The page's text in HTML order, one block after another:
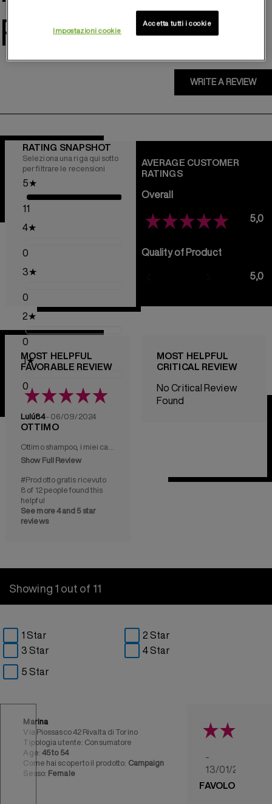
Reviews
WRITE A REVIEW
RATING SNAPSHOT
Seleziona una riga qui sotto
per filtrare le recensioni
5★
11
4★
0
3★
0
2★
0
1★
0
AVERAGE CUSTOMER
RATINGS
Overall
5,0
Quality of Product
5,0
MOST HELPFUL
FAVORABLE REVIEW
Lulú84- 06/09/2024
OTTIMO
Show Full Review
#Prodotto gratis ricevuto
8 of 12 people found this
helpful
See more 4 and 5 star
reviews
MOST HELPFUL
CRITICAL REVIEW
No Critical Review
Found
Showing 1 out of 11
1 Star
2 Star
3 Star
4 Star
5 Star
Marina
Via Piossasco 42 Rivalta di Torino
Tipologia utente: Consumatore
Age: 45 to 54
Come hai scoperto il prodotto: Campaign
Sesso: Female
-
13/01/2026
FAVOLOSO
Impostazioni cookie
Accetta tutti i cookie